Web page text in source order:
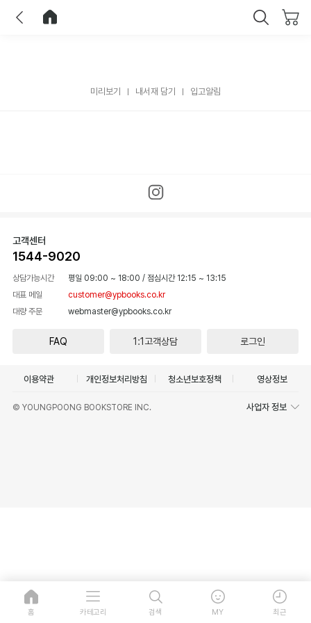
미리보기 내서재 담기 입고알림
고객센터
1544-9020
상담가능시간 평일 09:00 ~ 18:00 / 점심시간 12:15 ~ 13:15
대표 메일
customer@ypbooks.co.kr
대량 주문
webmaster@ypbooks.co.kr
FAQ 1:1고객상담 로그인
이용약관 개인정보처리방침 청소년보호정책 영상정보
© YOUNGPOONG BOOKSTORE INC. 사업자 정보
홈 카테고리 검색 MY 최근